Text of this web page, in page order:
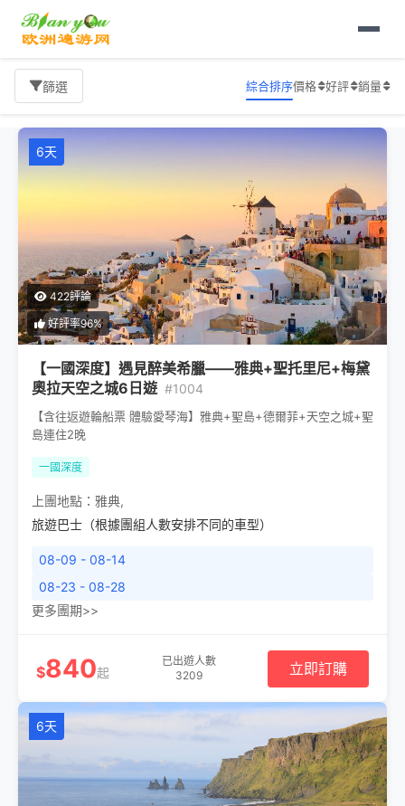
首頁
篩選 綜合排序價格 好評 銷量
6天
422評論
好評率96%
【一國深度】遇見醉美希臘——雅典+聖托里尼+梅黛
奧拉天空之城6日遊 #1004
【含往返遊輪船票 體驗愛琴海】雅典+聖島+德爾菲+天空之城+聖
島連住2晚
一國深度
上團地點： 雅典,
旅遊巴士（根據團組人數安排不同的車型）
08-09 - 08-14
08-23 - 08-28
更多團期>>
$840起
已出遊人數
3209
立即訂購
6天